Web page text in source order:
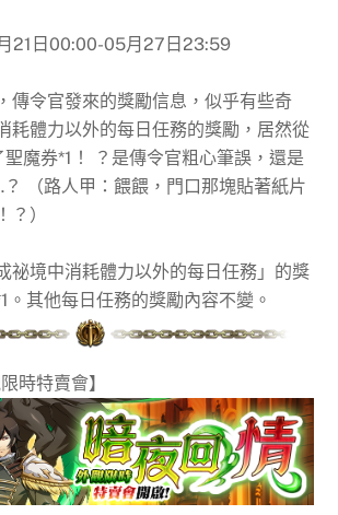
21日00:00-05月27日23:59
傳令官發來的獎勵信息，似乎有些奇
耗體力以外的每日任務的獎勵，居然從
魔券*1！ ？是傳令官粗心筆誤，還是
（路人甲：餵餵，門口那塊貼著紙片
？）
祕境中消耗體力以外的每日任務」的獎
。其他每日任務的獎勵內容不變。
時特賣會】